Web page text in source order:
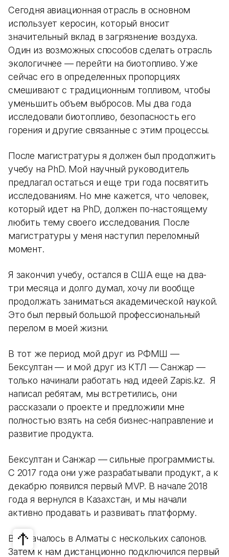
Сегодня авиационная отрасль в основном
использует керосин, который вносит
значительный вклад в загрязнение воздуха.
Один из возможных способов сделать отрасль
экологичнее — перейти на биотопливо. Уже
сейчас его в определенных пропорциях
смешивают с традиционным топливом, чтобы
уменьшить объем выбросов. Мы два года
исследовали биотопливо, безопасность его
горения и другие связанные с этим процессы.
После магистратуры я должен был продолжить
учебу на PhD. Мой научный руководитель
предлагал остаться и еще три года посвятить
исследованиям. Но мне кажется, что человек,
который идет на PhD, должен по-настоящему
любить тему своего исследования. После
магистратуры у меня наступил переломный
момент.
Я закончил учебу, остался в США еще на два-
три месяца и долго думал, хочу ли вообще
продолжать заниматься академической наукой.
Это был первый большой профессиональный
перелом в моей жизни.
В тот же период мой друг из РФМШ —
Бексултан — и мой друг из КТЛ — Санжар —
только начинали работать над идеей Zapis.kz. Я
написал ребятам, мы встретились, они
рассказали о проекте и предложили мне
полностью взять на себя бизнес-направление и
развитие продукта.
Бексултан и Санжар — сильные программисты.
С 2017 года они уже разрабатывали продукт, а к
декабрю появился первый MVP. В начале 2018
года я вернулся в Казахстан, и мы начали
активно продавать и развивать платформу.
Все началось в Алматы с нескольких салонов.
Затем к нам дистанционно подключился первый